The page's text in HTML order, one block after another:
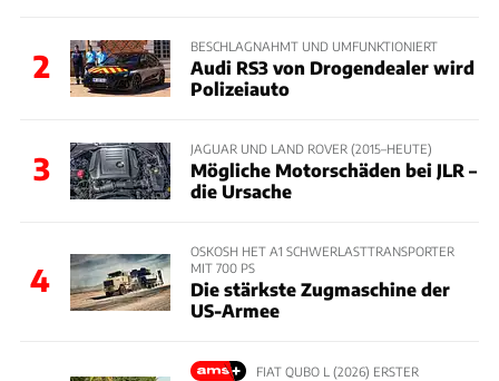
2
BESCHLAGNAHMT UND UMFUNKTIONIERT
Audi RS3 von Drogendealer wird
Polizeiauto
3
JAGUAR UND LAND ROVER (2015–HEUTE)
Mögliche Motorschäden bei JLR –
die Ursache
4
OSKOSH HET A1 SCHWERLASTTRANSPORTER
MIT 700 PS
Die stärkste Zugmaschine der
US-Armee
FIAT QUBO L (2026) ERSTER